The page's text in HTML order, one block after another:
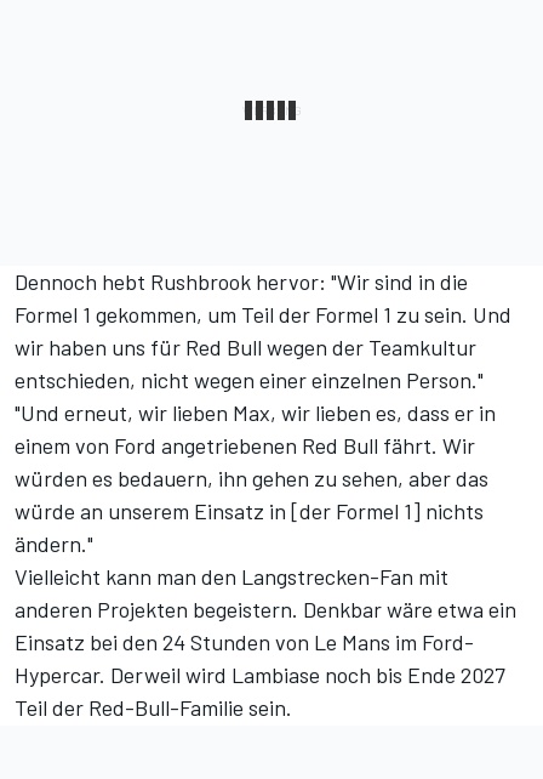
Dennoch hebt Rushbrook hervor: "Wir sind in die
Formel 1 gekommen, um Teil der Formel 1 zu sein. Und
wir haben uns für Red Bull wegen der Teamkultur
entschieden, nicht wegen einer einzelnen Person."
"Und erneut, wir lieben Max, wir lieben es, dass er in
einem von Ford angetriebenen Red Bull fährt. Wir
würden es bedauern, ihn gehen zu sehen, aber das
würde an unserem Einsatz in [der Formel 1] nichts
ändern."
Vielleicht kann man den Langstrecken-Fan mit
anderen Projekten begeistern. Denkbar wäre etwa ein
Einsatz bei den 24 Stunden von Le Mans im Ford-
Hypercar. Derweil wird Lambiase noch bis Ende 2027
Teil der Red-Bull-Familie sein.